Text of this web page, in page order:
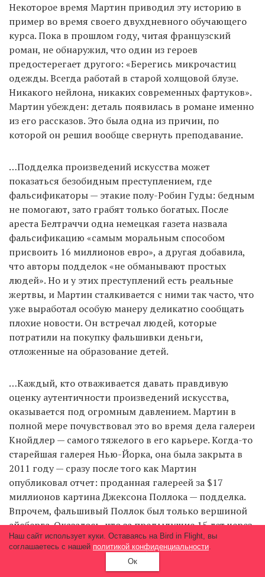
Некоторое время Мартин приводил эту историю в
пример во время своего двухдневного обучающего
курса. Пока в прошлом году, читая французский
роман, не обнаружил, что один из героев
предостерегает другого: «Берегись микрочастиц
одежды. Всегда работай в старой холщовой блузе.
Никакого нейлона, никаких современных фартуков».
Мартин убежден: деталь появилась в романе именно
из его рассказов. Это была одна из причин, по
которой он решил вообще свернуть преподавание.
…Подделка произведений искусства может
показаться безобидным преступлением, где
фальсификаторы — этакие полу-Робин Гуды: бедным
не помогают, зато грабят только богатых. После
ареста Белтраччи одна немецкая газета назвала
фальсификацию «самым моральным способом
присвоить 16 миллионов евро», а другая добавила,
что авторы подделок «не обманывают простых
людей». Но и у этих преступлений есть реальные
жертвы, и Мартин сталкивается с ними так часто, что
уже выработал особую манеру деликатно сообщать
плохие новости. Он встречал людей, которые
потратили на покупку фальшивки деньги,
отложенные на образование детей.
…Каждый, кто отваживается давать правдивую
оценку аутентичности произведений искусства,
оказывается под огромным давлением. Мартин в
полной мере почувствовал это во время дела галереи
Кнойдлер — самого тяжелого в его карьере. Когда-то
старейшая галерея Нью-Йорка, она была закрыта в
2011 году — сразу после того как Мартин
опубликовал отчет: проданная галереей за $17
миллионов картина Джексона Поллока — подделка.
Впрочем, фальшивый Поллок был только вершиной
айсберга. Оказалось, что за предыдущие 15 лет через
галерею продали более 40 картин сомнительного
происхождения, якобы написанных ведущими
современными художниками. Впоследствии десять
Наш сайт использует куки. Оставаясь на Bird in Flight, вы
соглашаетесь с нашей политикой конфиденциальности.
Ок